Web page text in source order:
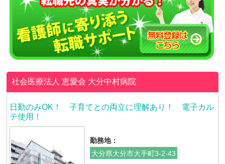
社会医療法人 恵愛会 大分中村病院
日勤のみOK！ 子育てとの両立に理解あり！ 電子カル
テ使用！
勤務地：
大分県大分市大手町3-2-43